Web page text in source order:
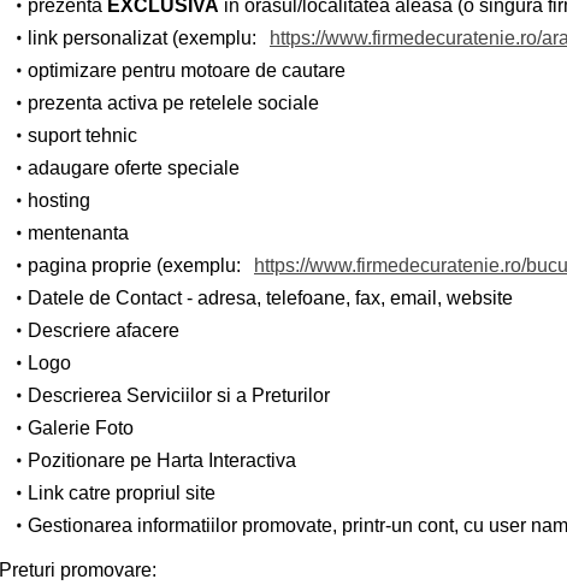
prezenta EXCLUSIVA in orasul/localitatea aleasa (o singura
link personalizat (exemplu:
https://www.firmedecuratenie.ro/
optimizare pentru motoare de cautare
prezenta activa pe retelele sociale
suport tehnic
adaugare oferte speciale
hosting
mentenanta
pagina proprie (exemplu:
https://www.firmedecuratenie.ro/
Datele de Contact - adresa, telefoane, fax, email, website
Descriere afacere
Logo
Descrierea Serviciilor si a Preturilor
Galerie Foto
Pozitionare pe Harta Interactiva
Link catre propriul site
Gestionarea informatiilor promovate, printr-un cont, cu user
Preturi promovare: